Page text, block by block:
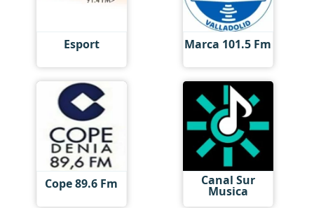
Esport Marca 101.5 Fm
Cope 89.6 Fm Canal Sur
Musica